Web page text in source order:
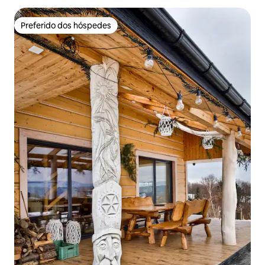
Preferido dos hóspedes
Preferido dos hóspedes